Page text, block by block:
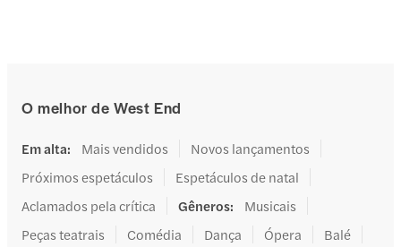
O melhor de West End
Em alta: Mais vendidos
Novos lançamentos
Próximos espetáculos
Espetáculos de natal
Aclamados pela crítica
Gêneros:
Musicais
Peças teatrais
Comédia Dança Ópera
Balé